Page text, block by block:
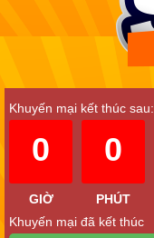
Khuyến mại kết thúc sau:
0
GIỜ
0
PHÚT
Khuyến mại đã kết thúc